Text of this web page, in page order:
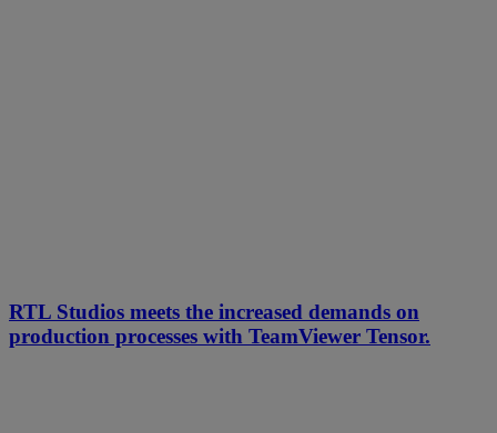
RTL Studios meets the increased demands on
production processes with TeamViewer Tensor.